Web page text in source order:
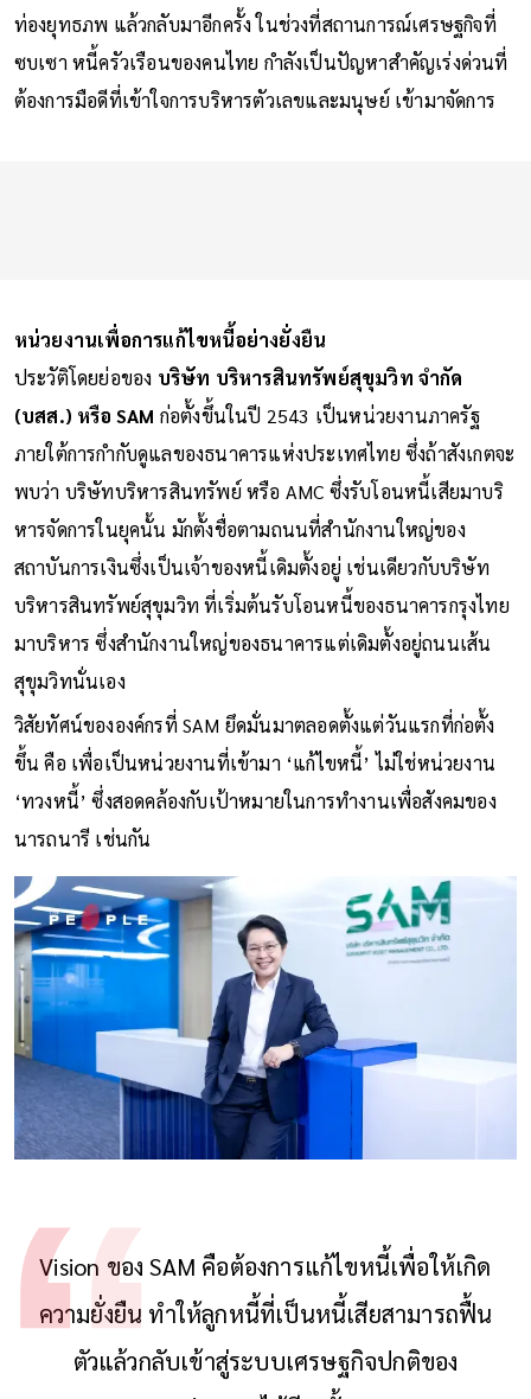
ท่องยุทธภพ แล้วกลับมาอีกครั้ง ในช่วงที่สถานการณ์เศรษฐกิจที่
ซบเซา หนี้ครัวเรือนของคนไทย กำลังเป็นปัญหาสำคัญเร่งด่วนที่
ต้องการมือดีที่เข้าใจการบริหารตัวเลขและมนุษย์ เข้ามาจัดการ
หน่วยงานเพื่อการแก้ไขหนี้อย่างยั่งยืน
ประวัติโดยย่อของ บริษัท บริหารสินทรัพย์สุขุมวิท จำกัด
(บสส.) หรือ SAM ก่อตั้งขึ้นในปี 2543 เป็นหน่วยงานภาครัฐ
ภายใต้การกำกับดูแลของธนาคารแห่งประเทศไทย ซึ่งถ้าสังเกตจะ
พบว่า บริษัทบริหารสินทรัพย์ หรือ AMC ซึ่งรับโอนหนี้เสียมาบริ
หารจัดการในยุคนั้น มักตั้งชื่อตามถนนที่สำนักงานใหญ่ของ
สถาบันการเงินซึ่งเป็นเจ้าของหนี้เดิมตั้งอยู่ เช่นเดียวกับบริษัท
บริหารสินทรัพย์สุขุมวิท ที่เริ่มต้นรับโอนหนี้ของธนาคารกรุงไทย
มาบริหาร ซึ่งสำนักงานใหญ่ของธนาคารแต่เดิมตั้งอยู่ถนนเส้น
สุขุมวิทนั่นเอง
วิสัยทัศน์ขององค์กรที่ SAM ยึดมั่นมาตลอดตั้งแต่วันแรกที่ก่อตั้ง
ขึ้น คือ เพื่อเป็นหน่วยงานที่เข้ามา ‘แก้ไขหนี้’ ไม่ใช่หน่วยงาน
‘ทวงหนี้’ ซึ่งสอดคล้องกับเป้าหมายในการทำงานเพื่อสังคมของ
นารถนารี เช่นกัน
Vision ของ SAM คือต้องการแก้ไขหนี้เพื่อให้เกิด
ความยั่งยืน ทําให้ลูกหนี้ที่เป็นหนี้เสียสามารถฟื้น
ตัวแล้วกลับเข้าสู่ระบบเศรษฐกิจปกติของ